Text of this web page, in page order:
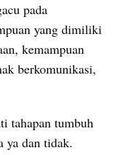
pada
yang dimiliki
kemampuan
berkomunikasi,
tahapan tumbuh
ya dan tidak.